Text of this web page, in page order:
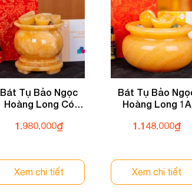
Bát Tụ Bảo Ngọc
Hoàng Long Có
049CC-12
1.980.000₫
Xem chi tiết
Bát Tụ Bảo
Hoàng Long 1A
1.148.000₫
Xem chi tiết